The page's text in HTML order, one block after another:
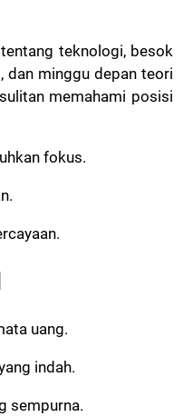
teknologi, besok
dan minggu depan teori
memahami posisi
fokus.
uang.
indah.
sempurna.